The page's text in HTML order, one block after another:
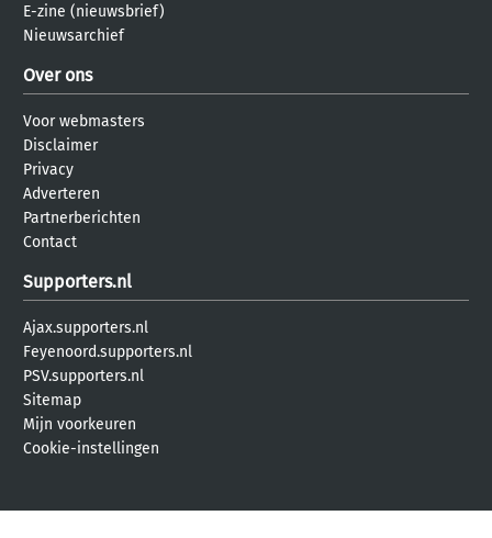
E-zine (nieuwsbrief)
Nieuwsarchief
Over ons
Voor webmasters
Disclaimer
Privacy
Adverteren
Partnerberichten
Contact
Supporters.nl
Ajax.supporters.nl
Feyenoord.supporters.nl
PSV.supporters.nl
Sitemap
Mijn voorkeuren
Cookie-instellingen